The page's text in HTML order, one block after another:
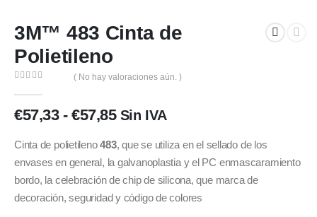
3M™ 483 Cinta de
Polietileno
( No hay valoraciones aún. )
€57,33 - €57,85Rango
precios:
desde
€57,33
hasta
€57,85
Sin IVA
Cinta de polietileno483, que se utiliza en el sellado de los
envases en general, la galvanoplastia y el PC enmascaramiento
bordo, la celebración de chip de silicona, que marca de
decoración, seguridad y código de colores